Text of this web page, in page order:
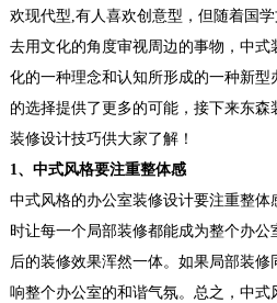
欢现代型,有人喜欢创意型，但随着国
去用文化的角度审视周边的事物，中式
化的一种理念和认知所形成的一种新型
的选择提供了更多的可能，接下来东
装修设计技巧供大家了解！
1、中式风格要注重整体感
中式风格的办公室装修设计要注重整体
时让每一个局部装修都能成为整个办
后的装修效果浑然一体。如果局部装
响整个办公室的和谐气氛。总之，中式